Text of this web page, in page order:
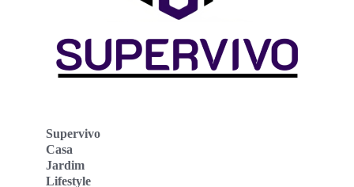
Supervivo
Casa
Jardim
Lifestyle